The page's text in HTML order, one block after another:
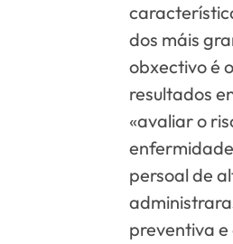
dos máis
obxectivo é
resultados
«avaliar o
persoal de
preventiva e